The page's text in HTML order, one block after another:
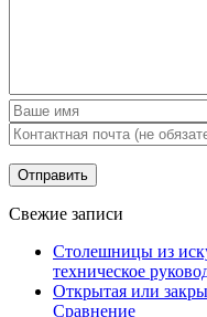
Свежие записи
Столешницы из
техническое
Открытая или
Сравнение